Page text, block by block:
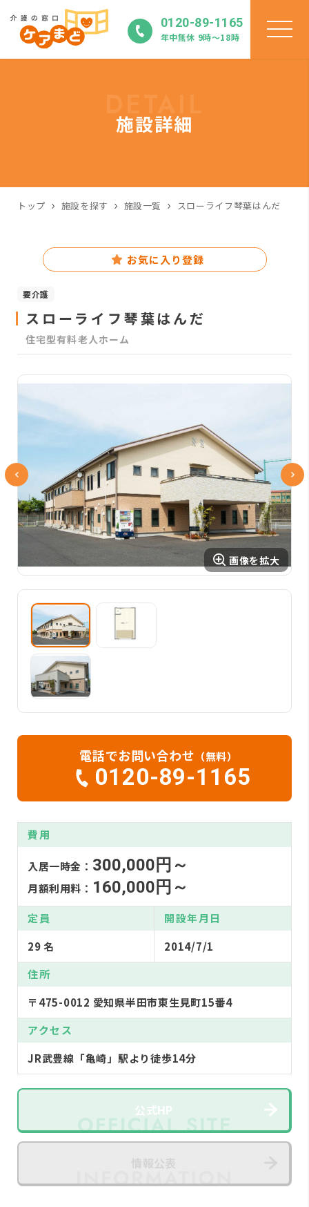
0120-89-1165
年中無休 9時〜18時
施設詳細
トップ 施設を探す 施設一覧 スローライフ琴葉はんだ
お気に入り登録
要介護
スローライフ琴葉はんだ
住宅型有料老人ホーム
電話でお問い合わせ （無料）
0120-89-1165
費用
入居一時金： 300,000円～
月額利用料： 160,000円～
定員
29 名
開設年月日
2014/7/1
住所
〒475-0012 愛知県半田市東生見町15番4
アクセス
JR武豊線「亀崎」駅より徒歩14分
公式HP